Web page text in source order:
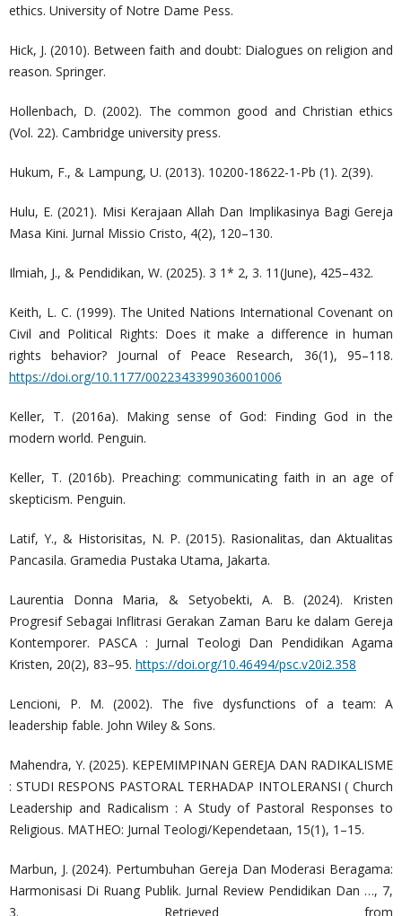
ethics. University of Notre Dame Pess.
Hick, J. (2010). Between faith and doubt: Dialogues on religion and
reason. Springer.
Hollenbach, D. (2002). The common good and Christian ethics
(Vol. 22). Cambridge university press.
Hukum, F., & Lampung, U. (2013). 10200-18622-1-Pb (1). 2(39).
Hulu, E. (2021). Misi Kerajaan Allah Dan Implikasinya Bagi Gereja
Masa Kini. Jurnal Missio Cristo, 4(2), 120–130.
Ilmiah, J., & Pendidikan, W. (2025). 3 1* 2, 3. 11(June), 425–432.
Keith, L. C. (1999). The United Nations International Covenant on
Civil and Political Rights: Does it make a difference in human
rights behavior? Journal of Peace Research, 36(1), 95–118.
https://doi.org/10.1177/0022343399036001006
Keller, T. (2016a). Making sense of God: Finding God in the
modern world. Penguin.
Keller, T. (2016b). Preaching: communicating faith in an age of
skepticism. Penguin.
Latif, Y., & Historisitas, N. P. (2015). Rasionalitas, dan Aktualitas
Pancasila. Gramedia Pustaka Utama, Jakarta.
Laurentia Donna Maria, & Setyobekti, A. B. (2024). Kristen
Progresif Sebagai Inflitrasi Gerakan Zaman Baru ke dalam Gereja
Kontemporer. PASCA : Jurnal Teologi Dan Pendidikan Agama
Kristen, 20(2), 83–95. https://doi.org/10.46494/psc.v20i2.358
Lencioni, P. M. (2002). The five dysfunctions of a team: A
leadership fable. John Wiley & Sons.
Mahendra, Y. (2025). KEPEMIMPINAN GEREJA DAN RADIKALISME
: STUDI RESPONS PASTORAL TERHADAP INTOLERANSI ( Church
Leadership and Radicalism : A Study of Pastoral Responses to
Religious. MATHEO: Jurnal Teologi/Kependetaan, 15(1), 1–15.
Marbun, J. (2024). Pertumbuhan Gereja Dan Moderasi Beragama:
Harmonisasi Di Ruang Publik. Jurnal Review Pendidikan Dan …, 7,
3. Retrieved from